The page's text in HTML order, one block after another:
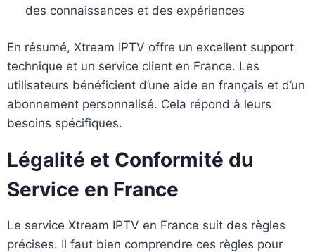
des connaissances et des expériences
En résumé, Xtream IPTV offre un excellent support
technique et un service client en France. Les
utilisateurs bénéficient d’une aide en français et d’un
abonnement personnalisé. Cela répond à leurs
besoins spécifiques.
Légalité et Conformité du
Service en France
Le service Xtream IPTV en France suit des règles
précises. Il faut bien comprendre ces règles pour